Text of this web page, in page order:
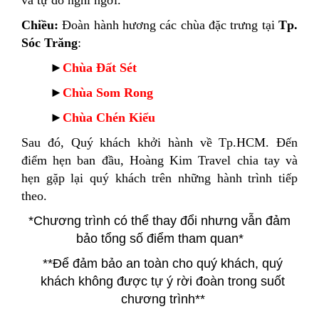
Chiều:Đoàn hành hương các chùa đặc trưng tạiTp.
Sóc Trăng:
► Chùa Đất Sét
► Chùa Som Rong
► Chùa Chén Kiểu
Sau đó, Quý khách khởi hành về Tp.HCM. Đến
điểm hẹn ban đầu, Hoàng Kim Travel chia tay và
hẹn gặp lại quý khách trên những hành trình tiếp
theo.
*Chương trình có thể thay đổi nhưng vẫn đảm
bảo tổng số điểm tham quan*
**Để đảm bảo an toàn cho quý khách, quý
khách không được tự ý rời đoàn trong suốt
chương trình**